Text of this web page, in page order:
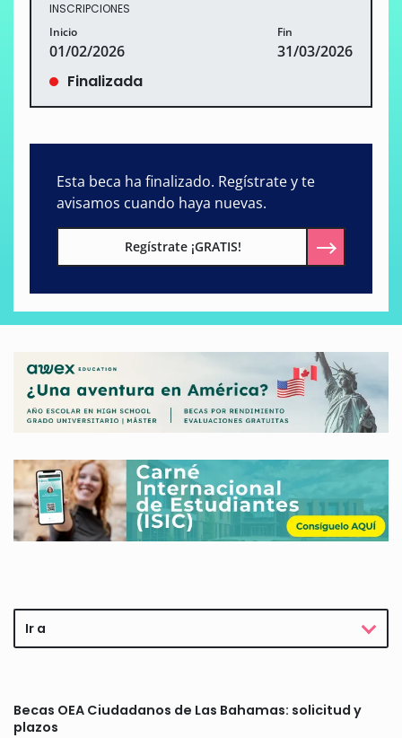
INSCRIPCIONES
Inicio
01/02/2026
Fin
31/03/2026
Finalizada
Esta beca ha finalizado. Regístrate y te
avisamos cuando haya nuevas.
Regístrate ¡GRATIS!
Ir a
Becas OEA Ciudadanos de Las Bahamas: solicitud y
plazos